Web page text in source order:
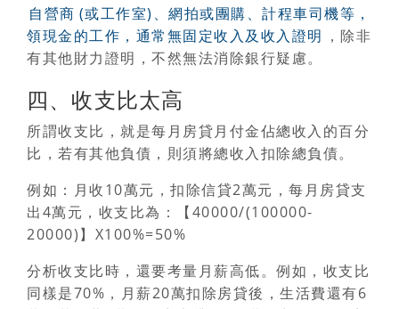
自營商 (或工作室)、網拍或團購、計程車司機等，
領現金的工作，通常無固定收入及收入證明 ，除非
有其他財力證明，不然無法消除銀行疑慮。
四、收支比太高
所謂收支比，就是每月房貸月付金佔總收入的百分
比 ，若有其他負債，則須將總收入扣除總負債。
例如：月收10萬元，扣除信貸2萬元，每月房貸支
出4萬元，收支比為：【40000/(100000-
20000)】X100%=50%
分析收支比時，還要考量月薪高低。例如，收支比
同樣是70%，月薪20萬扣除房貸後，生活費還有6